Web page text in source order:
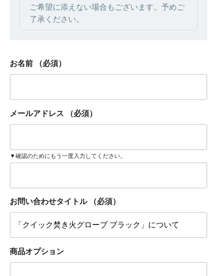
ご希望に添えない場合もございます。予めご
了承ください。
お名前 （必須）
メールアドレス （必須）
▼確認のためにもう一度入力してください。
お問い合わせタイトル （必須）
商品オプション